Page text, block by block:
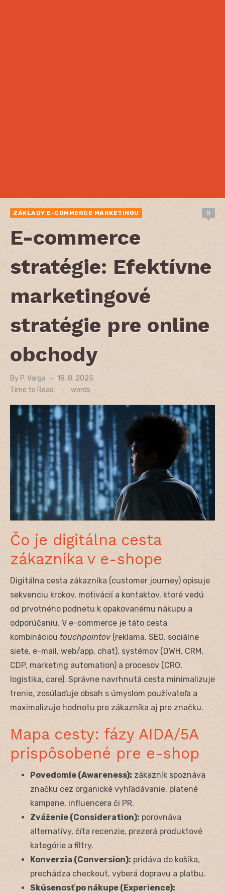
ZÁKLADY E-COMMERCE MARKETINGU 0
E-commerce
stratégie: Efektívne
marketingové
stratégie pre online
obchody
By P. Varga
Posted
18. 8. 2025
Time to Read:
- words
Čo je digitálna cesta
zákazníka v e-shope
Digitálna cesta zákazníka (customer journey) opisuje
sekvenciu krokov, motivácií a kontaktov, ktoré vedú
od prvotného podnetu k opakovanému nákupu a
odporúčaniu. V e-commerce je táto cesta
kombináciou touchpointov (reklama, SEO, sociálne
siete, e-mail, web/app, chat), systémov (DWH, CRM,
CDP, marketing automation) a procesov (CRO,
logistika, care). Správne navrhnutá cesta minimalizuje
trenie, zosúlaďuje obsah s úmyslom používateľa a
maximalizuje hodnotu pre zákazníka aj pre značku.
Mapa cesty: fázy AIDA/5A
prispôsobené pre e-shop
Povedomie (Awareness): zákazník spoznáva
značku cez organické vyhľadávanie, platené
kampane, influencera či PR.
Zváženie (Consideration): porovnáva
alternatívy, číta recenzie, prezerá produktové
kategórie a filtry.
Konverzia (Conversion): pridáva do košíka,
prechádza checkout, vyberá dopravu a platbu.
Skúsenosť po nákupe (Experience):